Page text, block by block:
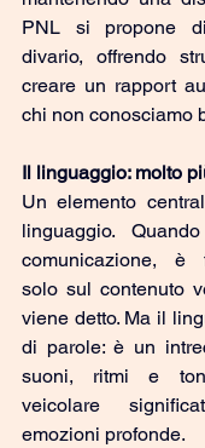
PNL si propone
divario, offrendo
creare un rapport
chi non conosciamo
Il linguaggio: molto
Un elemento
linguaggio.
comunicazione, è
solo sul contenuto
viene detto. Ma il
di parole: è un
suoni, ritmi e
veicolare
emozioni profonde.